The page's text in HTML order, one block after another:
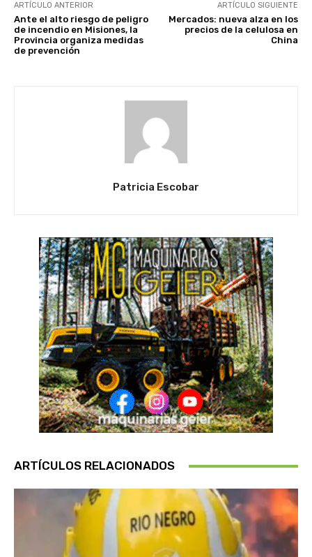
ARTÍCULO ANTERIOR
Ante el alto riesgo de peligro
de incendio en Misiones, la
Provincia organiza medidas
de prevención
ARTÍCULO SIGUIENTE
Mercados: nueva alza en los
precios de la celulosa en
China
Patricia Escobar
ARTÍCULOS RELACIONADOS